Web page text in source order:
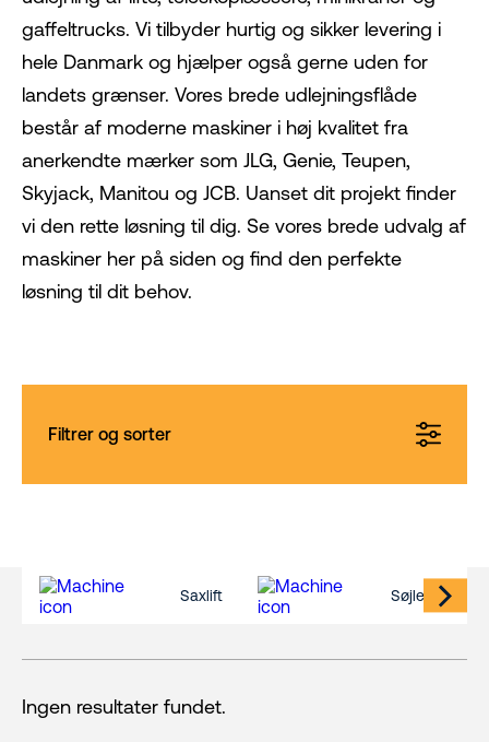
gaffeltrucks. Vi tilbyder hurtig og sikker levering i
hele Danmark og hjælper også gerne uden for
landets grænser. Vores brede udlejningsflåde
består af moderne maskiner i høj kvalitet fra
anerkendte mærker som JLG, Genie, Teupen,
Skyjack, Manitou og JCB. Uanset dit projekt finder
vi den rette løsning til dig. Se vores brede udvalg af
maskiner her på siden og find den perfekte
løsning til dit behov.
Filtrer og sorter
Saxlift Søjlelift
Ingen resultater fundet.